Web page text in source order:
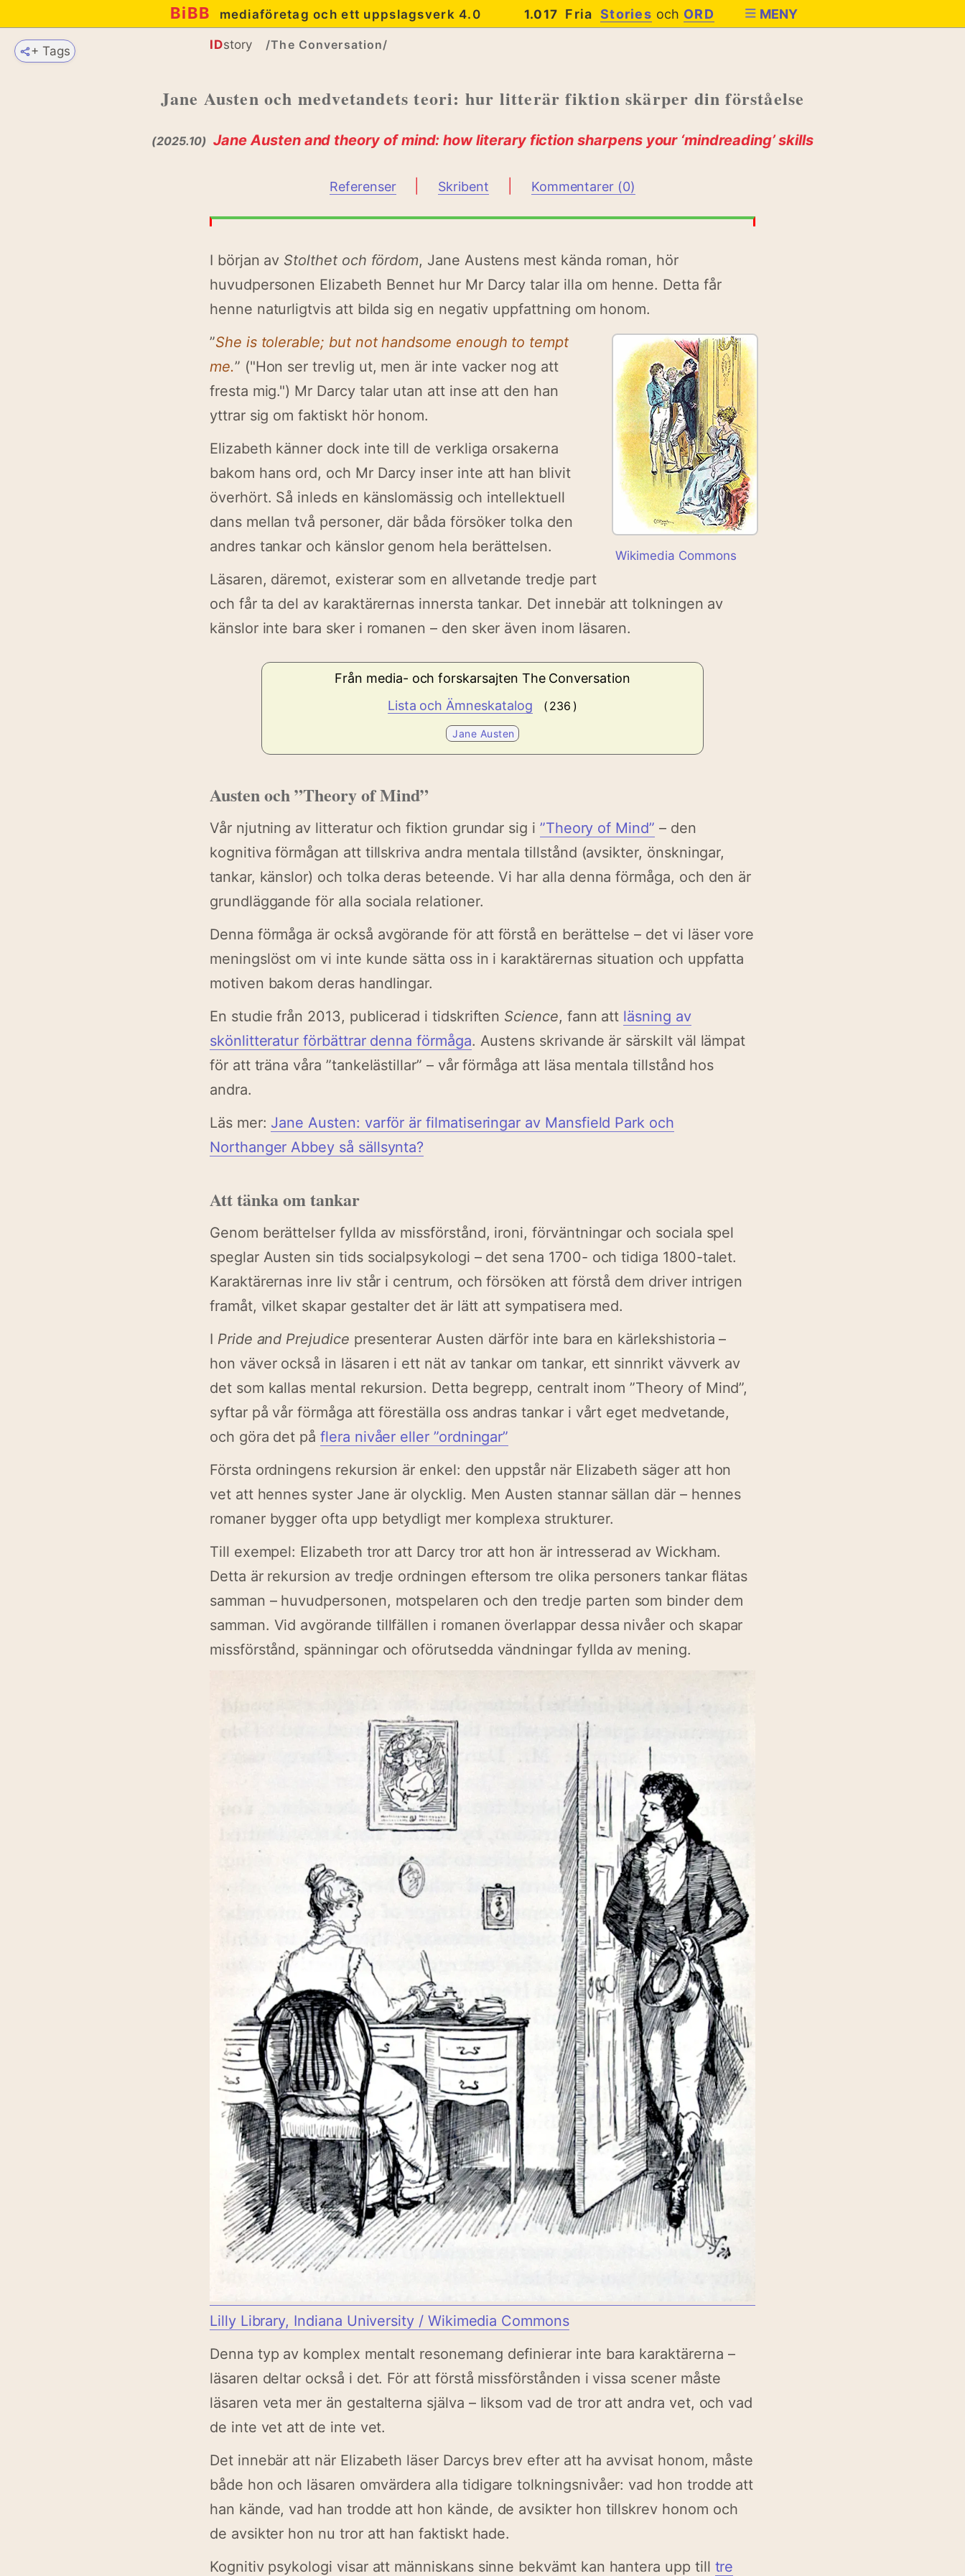
BiBB mediaföretag och ett uppslagsverk 4.0 1.017 FriaStories och ORD MENY
+ Tags IDstory /The Conversation/
Jane Austen och medvetandets teori: hur litterär fiktion skärper din förståelse
(2025.10) Jane Austen and theory of mind: how literary fiction sharpens your ‘mindreading’ skills
Referenser Skribent Kommentarer (0)
I början av Stolthet och fördom, Jane Austens mest kända roman, hör
huvudpersonen Elizabeth Bennet hur Mr Darcy talar illa om henne. Detta får
henne naturligtvis att bilda sig en negativ uppfattning om honom.
Wikimedia Commons
”She is tolerable; but not handsome enough to tempt
me.” ("Hon ser trevlig ut, men är inte vacker nog att
fresta mig.") Mr Darcy talar utan att inse att den han
yttrar sig om faktiskt hör honom.
Elizabeth känner dock inte till de verkliga orsakerna
bakom hans ord, och Mr Darcy inser inte att han blivit
överhört. Så inleds en känslomässig och intellektuell
dans mellan två personer, där båda försöker tolka den
andres tankar och känslor genom hela berättelsen.
Läsaren, däremot, existerar som en allvetande tredje part
och får ta del av karaktärernas innersta tankar. Det innebär att tolkningen av
känslor inte bara sker i romanen – den sker även inom läsaren.
Från media- och forskarsajten The Conversation
Lista och Ämneskatalog
( 236 )
Jane Austen
Austen och ”Theory of Mind”
Vår njutning av litteratur och fiktion grundar sig i ”Theory of Mind” – den
kognitiva förmågan att tillskriva andra mentala tillstånd (avsikter, önskningar,
tankar, känslor) och tolka deras beteende. Vi har alla denna förmåga, och den är
grundläggande för alla sociala relationer.
Denna förmåga är också avgörande för att förstå en berättelse – det vi läser vore
meningslöst om vi inte kunde sätta oss in i karaktärernas situation och uppfatta
motiven bakom deras handlingar.
En studie från 2013, publicerad i tidskriften Science, fann att läsning av
skönlitteratur förbättrar denna förmåga. Austens skrivande är särskilt väl lämpat
för att träna våra ”tankelästillar” – vår förmåga att läsa mentala tillstånd hos
andra.
Läs mer: Jane Austen: varför är filmatiseringar av Mansfield Park och
Northanger Abbey så sällsynta?
Att tänka om tankar
Genom berättelser fyllda av missförstånd, ironi, förväntningar och sociala spel
speglar Austen sin tids socialpsykologi – det sena 1700- och tidiga 1800-talet.
Karaktärernas inre liv står i centrum, och försöken att förstå dem driver intrigen
framåt, vilket skapar gestalter det är lätt att sympatisera med.
I Pride and Prejudice presenterar Austen därför inte bara en kärlekshistoria –
hon väver också in läsaren i ett nät av tankar om tankar, ett sinnrikt vävverk av
det som kallas mental rekursion. Detta begrepp, centralt inom ”Theory of Mind”,
syftar på vår förmåga att föreställa oss andras tankar i vårt eget medvetande,
och göra det påflera nivåer eller ”ordningar”
Första ordningens rekursion är enkel: den uppstår när Elizabeth säger att hon
vet att hennes syster Jane är olycklig. Men Austen stannar sällan där – hennes
romaner bygger ofta upp betydligt mer komplexa strukturer.
Till exempel: Elizabeth tror att Darcy tror att hon är intresserad av Wickham.
Detta är rekursion av tredje ordningen eftersom tre olika personers tankar flätas
samman – huvudpersonen, motspelaren och den tredje parten som binder dem
samman. Vid avgörande tillfällen i romanen överlappar dessa nivåer och skapar
missförstånd, spänningar och oförutsedda vändningar fyllda av mening.
Lilly Library, Indiana University / Wikimedia Commons
Denna typ av komplex mentalt resonemang definierar inte bara karaktärerna –
läsaren deltar också i det. För att förstå missförstånden i vissa scener måste
läsaren veta mer än gestalterna själva – liksom vad de tror att andra vet, och vad
de inte vet att de inte vet.
Det innebär att när Elizabeth läser Darcys brev efter att ha avvisat honom, måste
både hon och läsaren omvärdera alla tidigare tolkningsnivåer: vad hon trodde att
han kände, vad han trodde att hon kände, de avsikter hon tillskrev honom och
de avsikter hon nu tror att han faktiskt hade.
Kognitiv psykologi visar att människans sinne bekvämt kan hantera upp till tre